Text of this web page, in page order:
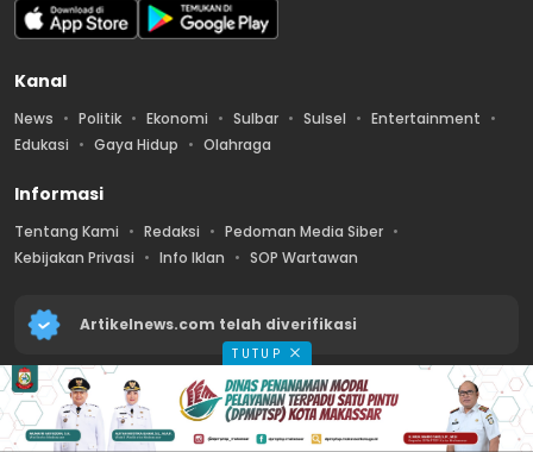
Kanal
News Politik Ekonomi Sulbar Sulsel
Entertainment
Edukasi
Gaya Hidup Olahraga
Informasi
Tentang Kami Redaksi
Pedoman Media Siber
Kebijakan Privasi
Info Iklan SOP Wartawan
Artikelnews.com telah diverifikasi
2026 © PT. Artikel Media Nusantara – All Rights Reserved.
TUTUP